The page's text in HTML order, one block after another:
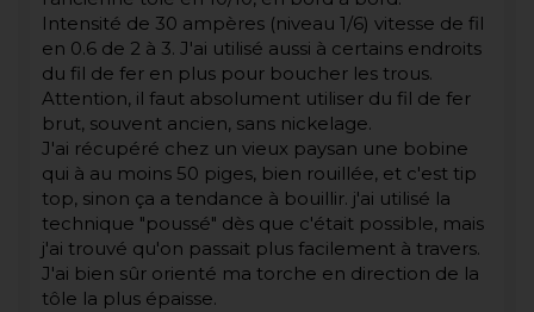
Intensité de 30 ampères (niveau 1/6) vitesse de fil
en 0.6 de 2 à 3. J'ai utilisé aussi à certains endroits
du fil de fer en plus pour boucher les trous.
Attention, il faut absolument utiliser du fil de fer
brut, souvent ancien, sans nickelage.
J'ai récupéré chez un vieux paysan une bobine
qui à au moins 50 piges, bien rouillée, et c'est tip
top, sinon ça a tendance à bouillir. j'ai utilisé la
technique "poussé" dès que c'était possible, mais
j'ai trouvé qu'on passait plus facilement à travers.
J'ai bien sûr orienté ma torche en direction de la
tôle la plus épaisse.